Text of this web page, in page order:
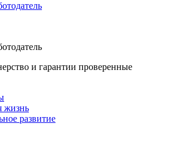
и гарантии проверенные
жизнь
развитие